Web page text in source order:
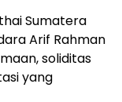
Sumatera
Arif Rahman
soliditas
yang